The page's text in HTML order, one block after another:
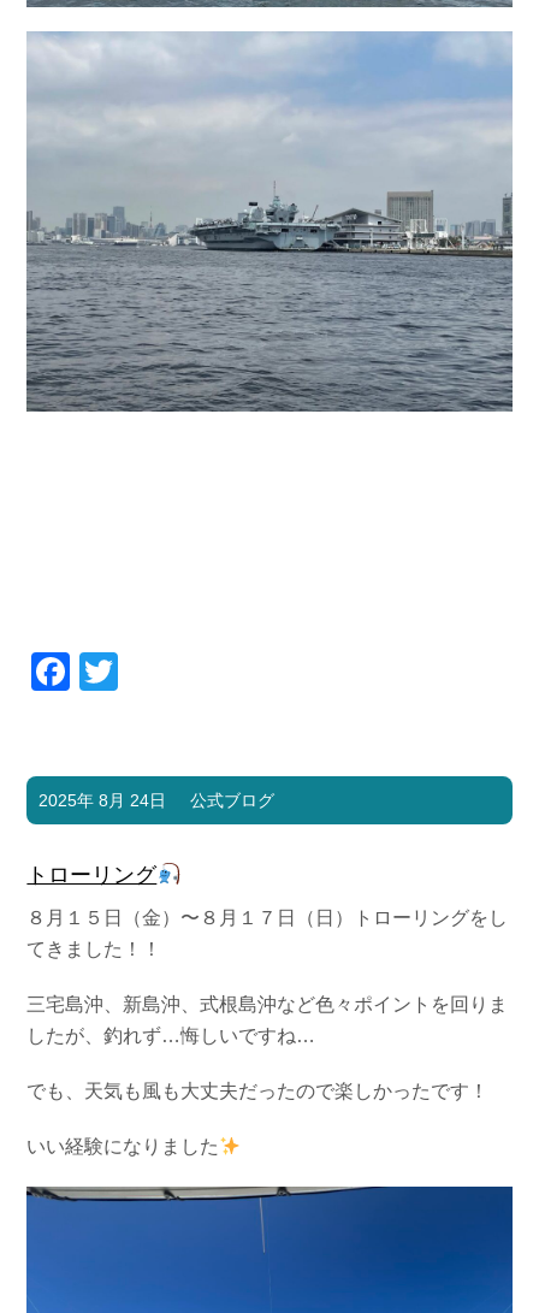
Facebook
2025年 8月 24日 公式ブログ
トローリング‪
８月１５日（金）〜８月１７日（日）トローリングをし
てきました！！
三宅島沖、新島沖、式根島沖など色々ポイントを回りま
したが、釣れず…悔しいですね…
でも、天気も風も大丈夫だったので楽しかったです！
いい経験になりました